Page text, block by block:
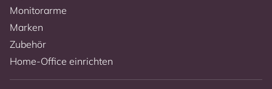
Monitorarme
Marken
Zubehör
Home-Office einrichten